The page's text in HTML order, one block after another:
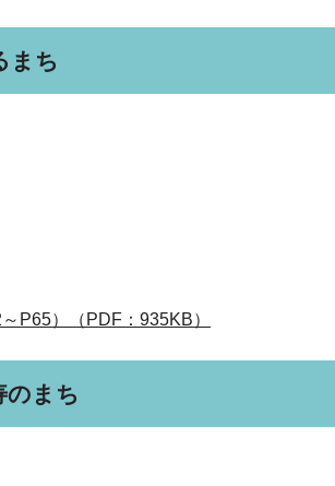
まち
P65）（PDF：935KB）
まち